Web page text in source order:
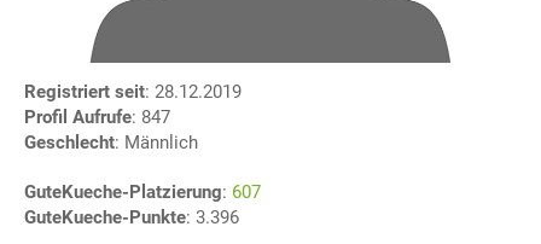
Registriert seit: 28.12.2019
Profil Aufrufe: 847
Geschlecht: Männlich
GuteKueche-Platzierung: 607
GuteKueche-Punkte: 3.396